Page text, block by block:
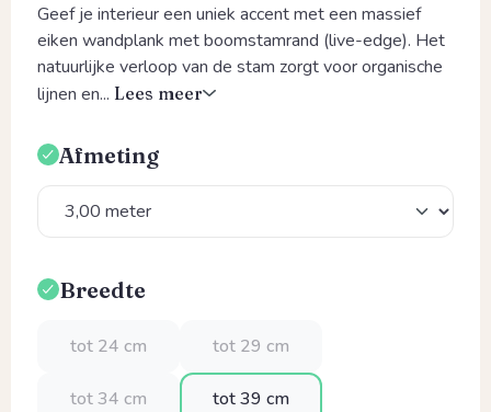
Geef je interieur een uniek accent met een massief
eiken wandplank met boomstamrand (live-edge). Het
natuurlijke verloop van de stam zorgt voor organische
lijnen en... Lees meer
Selecteer
Afmeting
Selecteer
Breedte
tot 24 cm tot 29 cm
tot 34 cm tot 39 cm